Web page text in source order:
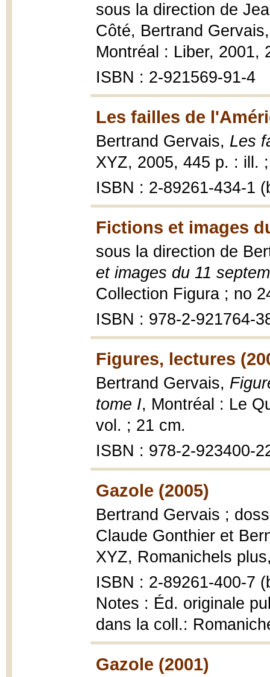
sous la direction de
Côté, Bertrand
Montréal : Liber, 2001,
ISBN : 2-921569-91-4
Les failles de
Bertrand Gervais, Les
XYZ, 2005, 445 p. : ill.
ISBN : 2-89261-434-1
Fictions et images
sous la direction de
et images du 11
Collection Figura ; no
ISBN : 978-2-921764-
Figures, lectures
Bertrand Gervais,
tome I, Montréal : Le
vol. ; 21 cm.
ISBN : 978-2-923400-
Gazole (2005)
Bertrand Gervais ;
Claude Gonthier et
XYZ, Romanichels
ISBN : 2-89261-400-7
Notes : Éd. originale
dans la coll.:
Gazole (2001)